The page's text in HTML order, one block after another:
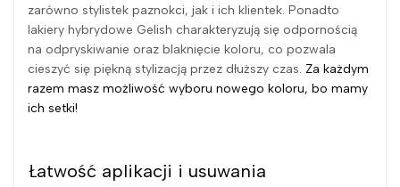
zarówno stylistek paznokci, jak i ich klientek. Ponadto
lakiery hybrydowe Gelish charakteryzują się odpornością
na odpryskiwanie oraz blaknięcie koloru, co pozwala
cieszyć się piękną stylizacją przez dłuższy czas. Za każdym
razem masz możliwość wyboru nowego koloru, bo mamy
ich setki!
Łatwość aplikacji i usuwania